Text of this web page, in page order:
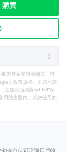
購買
現系統預設的圖示，可
之政策規格，主題小舖
主題封面將顯示LINE預
用的主題內。若您使用的
含任何可識別用戶的